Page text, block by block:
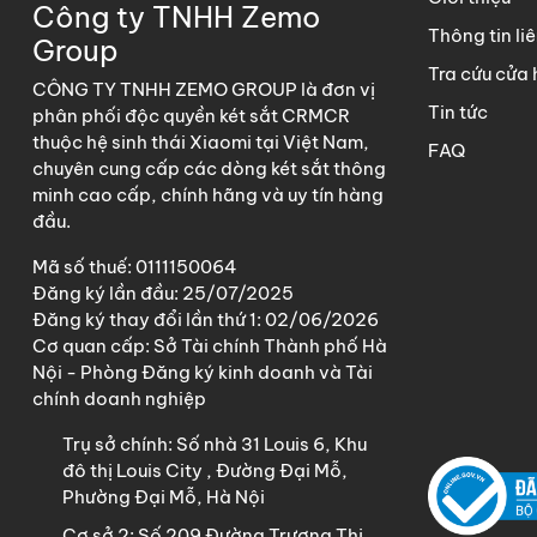
theo thời gian. So với mặt
chịu va đập
Đặc biệt, két tích hợp mật
chống nhìn trộm và dò mã.
bảo mật chặt chẽ hơn nhiều
Kiểm Soát &
Cảnh Báo
ngay trên điện thoại khi cần
Dù đi công tác, du lịch hay
Công ty TNHH Zemo
Group
CÔNG TY TNHH ZEMO GROUP là đơn vị
phân phối độc quyền két sắt CRMCR
thuộc hệ sinh thái Xiaomi tại Việt Nam,
chuyên cung cấp các dòng két sắt thông
minh cao cấp, chính hãng và uy tín hàng
đầu.
Mã số thuế: 0111150064
Đăng ký lần đầu: 25/07/2025
Đăng ký thay đổi lần thứ 1: 02/06/2026
Cơ quan cấp: Sở Tài chính Thành phố Hà
Nội - Phòng Đăng ký kinh doanh và Tài
chính doanh nghiệp
Trụ sở chính: Số nhà 31 Louis 6, Khu
đô thị Louis City , Đường Đại Mỗ,
Phường Đại Mỗ, Hà Nội
Thông tin
Tra cứu cửa
Tin tức
FAQ